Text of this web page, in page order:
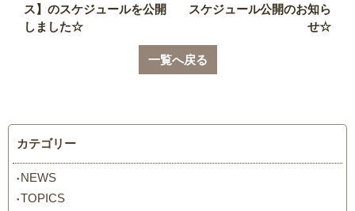
ス】のスケジュールを公開
しました☆
スケジュール公開のお知ら
せ☆
一覧へ戻る
カテゴリー
NEWS
TOPICS